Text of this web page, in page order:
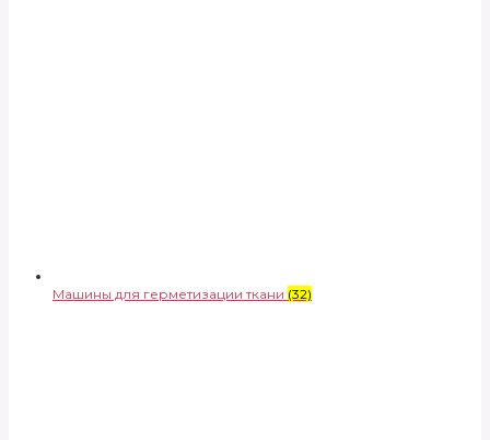
Машины для герметизации ткани (32)